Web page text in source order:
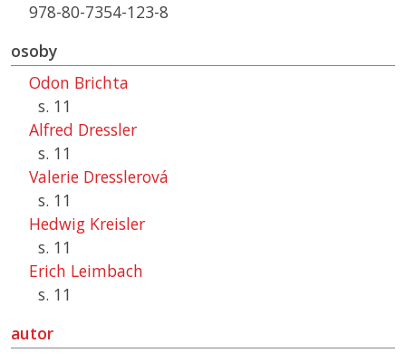
978-80-7354-123-8
osoby
Odon Brichta
s. 11
Alfred Dressler
s. 11
Valerie Dresslerová
s. 11
Hedwig Kreisler
s. 11
Erich Leimbach
s. 11
autor